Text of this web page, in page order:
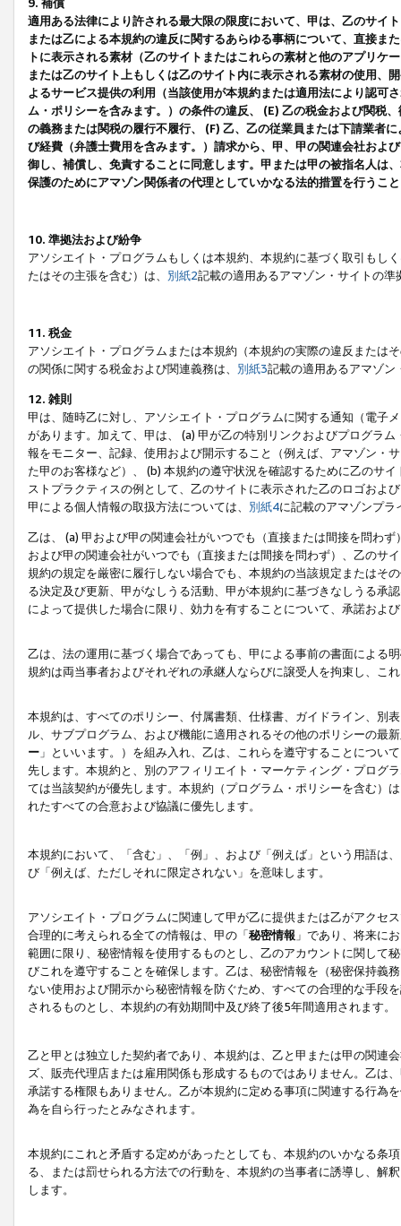
9. 補償
適用ある法律により許される最大限の限度において、甲は、乙のサイ
または乙による本規約の違反に関するあらゆる事柄について、直接ま
トに表示される素材（乙のサイトまたはこれらの素材と他のアプリ
または乙のサイト上もしくは乙のサイト内に表示される素材の使用、
よるサービス提供の利用（当該使用が本規約または適用法により認可
ム・ポリシーを含みます。）の条件の違反、 (E) 乙の税金および関税
の義務または関税の履行不履行、 (F) 乙、乙の従業員または下請業者
び経費（弁護士費用を含みます。）請求から、甲、甲の関連会社およ
御し、補償し、免責することに同意します。甲または甲の被指名人は
保護のためにアマゾン関係者の代理としていかなる法的措置を行うこ
10. 準拠法および紛争
アソシエイト・プログラムもしくは本規約、本規約に基づく取引もし
たはその主張を含む）は、 別紙2記載の適用あるアマゾン・サイトの
11. 税金
アソシエイト・プログラムまたは本規約（本規約の実際の違反または
の関係に関する税金および関連義務は、 別紙3記載の適用あるアマゾン
12. 雑則
甲は、随時乙に対し、アソシエイト・プログラムに関する通知（電子
があります。加えて、甲は、 (a) 甲が乙の特別リンクおよびプログラ
報をモニター、記録、使用および開示すること（例えば、アマゾン・
た甲のお客様など）、 (b) 本規約の遵守状況を確認するために乙のサ
ストプラクティスの例として、乙のサイトに表示された乙のロゴおよ
甲による個人情報の取扱方法については、 別紙4に記載のアマゾンプ
乙は、 (a) 甲および甲の関連会社がいつでも（直接または間接を問わ
および甲の関連会社がいつでも（直接または間接を問わず）、乙のサ
規約の規定を厳密に履行しない場合でも、本規約の当該規定またはそ
る決定及び更新、甲がなしうる活動、甲が本規約に基づきなしうる承
によって提供した場合に限り、効力を有することについて、承諾およ
乙は、法の運用に基づく場合であっても、甲による事前の書面による
規約は両当事者およびそれぞれの承継人ならびに譲受人を拘束し、こ
本規約は、すべてのポリシー、付属書類、仕様書、ガイドライン、別
ル、サブプログラム、および機能に適用されるその他のポリシーの最
ー 」といいます。）を組み入れ、乙は、これらを遵守することにつ
先します。本規約と、別のアフィリエイト・マーケティング・プログ
ては当該契約が優先します。本規約（プログラム・ポリシーを含む）
れたすべての合意および協議に優先します。
本規約において、「含む」、「例」、および「例えば」という用語は
び「例えば、ただしそれに限定されない」を意味します。
アソシエイト・プログラムに関連して甲が乙に提供または乙がアクセ
合理的に考えられる全ての情報は、甲の「秘密情報 」であり、将来に
範囲に限り、秘密情報を使用するものとし、乙のアカウントに関して
びこれを遵守することを確保します。乙は、秘密情報を（秘密保持義
ない使用および開示から秘密情報を防ぐため、すべての合理的な手段
されるものとし、本規約の有効期間中及び終了後5年間適用されます。
乙と甲とは独立した契約者であり、本規約は、乙と甲または甲の関連
ズ、販売代理店または雇用関係も形成するものではありません。乙は
承諾する権限もありません。乙が本規約に定める事項に関連する行為
為を自ら行ったとみなされます。
本規約にこれと矛盾する定めがあったとしても、本規約のいかなる条
る、または罰せられる方法での行動を、本規約の当事者に誘導し、解
します。